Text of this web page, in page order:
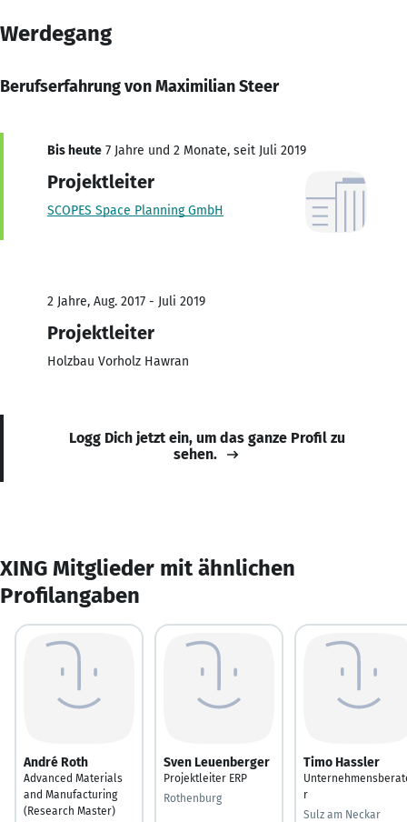
Werdegang
Berufserfahrung von Maximilian Steer
Bis heute 7 Jahre und 2 Monate, seit Juli 2019
Projektleiter
SCOPES Space Planning GmbH
2 Jahre, Aug. 2017 - Juli 2019
Projektleiter
Holzbau Vorholz Hawran
Logg Dich jetzt ein, um das ganze Profil zu
sehen.
XING Mitglieder mit ähnlichen
Profilangaben
André Roth
Advanced Materials
and Manufacturing
(Research Master)
Sven Leuenberger
Projektleiter ERP
Rothenburg
Timo Hassler
r
Sulz am Neckar